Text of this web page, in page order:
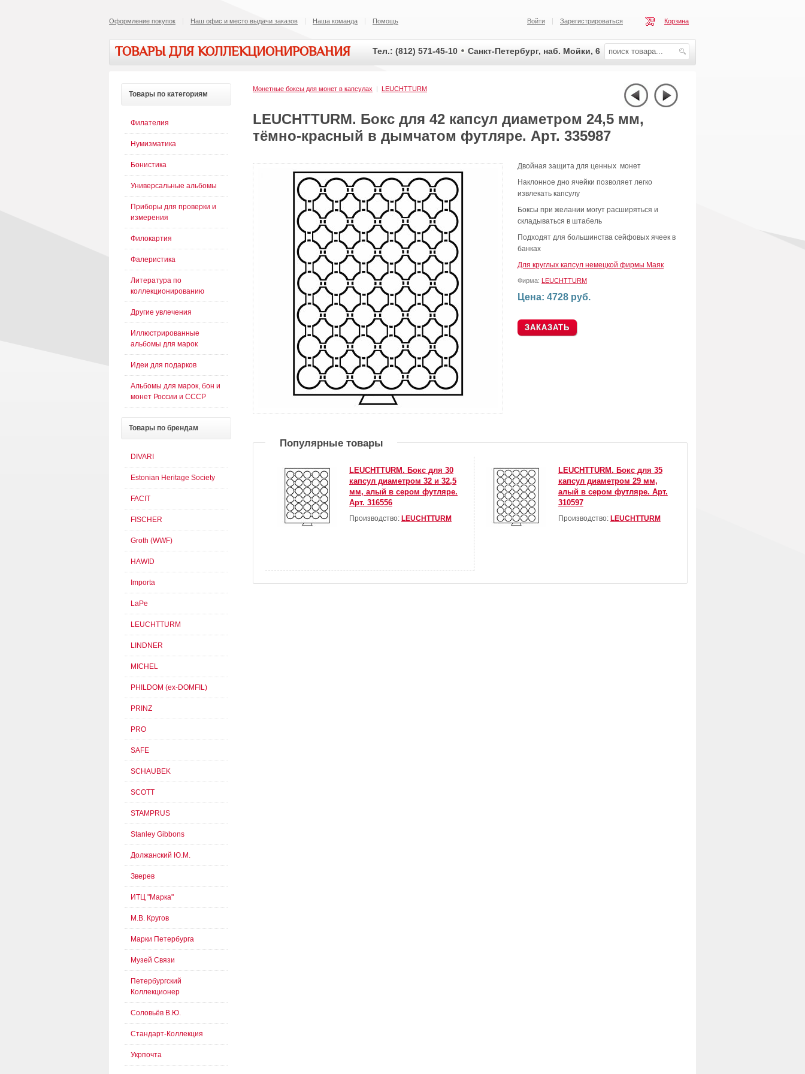
Оформление покупок Наш офис и место выдачи заказов Наша команда Помощь Корзина
Зарегистрироваться
Войти
ТОВАРЫ ДЛЯ КОЛЛЕКЦИОНИРОВАНИЯ Тел.: (812) 571-45-10 Санкт-Петербург, наб. Мойки, 6
Монетные боксы для монет в капсулах | LEUCHTTURM
LEUCHTTURM. Бокс для 42 капсул диаметром 24,5 мм,
тёмно-красный в дымчатом футляре. Арт. 335987
Двойная защита для ценных монет
Наклонное дно ячейки позволяет легко
извлекать капсулу
Боксы при желании могут расширяться и
складываться в штабель
Подходят для большинства сейфовых ячеек в
банках
Для круглых капсул немецкой фирмы Маяк
Фирма: LEUCHTTURM
Цена: 4728 руб.
Популярные товары
LEUCHTTURM. Бокс для 30
капсул диаметром 32 и 32,5
мм, алый в сером футляре.
Арт. 316556
Производство: LEUCHTTURM
LEUCHTTURM. Бокс для 35
капсул диаметром 29 мм,
алый в сером футляре. Арт.
310597
Производство: LEUCHTTURM
Товары по категориям
Филателия
Нумизматика
Бонистика
Универсальные альбомы
Приборы для проверки и
измерения
Филокартия
Фалеристика
Литература по
коллекционированию
Другие увлечения
Иллюстрированные
альбомы для марок
Идеи для подарков
Альбомы для марок, бон и
монет России и СССР
Товары по брендам
DIVARI
Estonian Heritage Society
FACIT
FISCHER
Groth (WWF)
HAWID
Importa
LaPe
LEUCHTTURM
LINDNER
MICHEL
PHILDOM (ex-DOMFIL)
PRINZ
PRO
SAFE
SCHAUBEK
SCOTT
STAMPRUS
Stanley Gibbons
Должанский Ю.М.
Зверев
ИТЦ "Марка"
М.В. Кругов
Марки Петербурга
Музей Связи
Петербургский
Коллекционер
Соловьёв В.Ю.
Стандарт-Коллекция
Укрпочта